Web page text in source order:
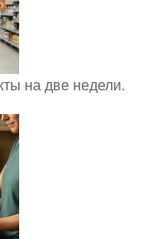
на две недели.